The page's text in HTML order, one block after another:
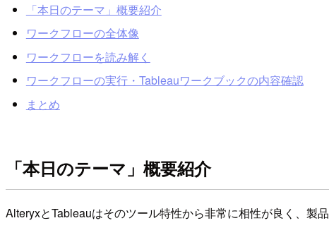
「本日のテーマ」概要紹介
ワークフローの全体像
ワークフローを読み解く
ワークフローの実行・Tableauワークブックの内容確認
まとめ
「本日のテーマ」概要紹介
AlteryxとTableauはそのツール特性から非常に相性が良く、製